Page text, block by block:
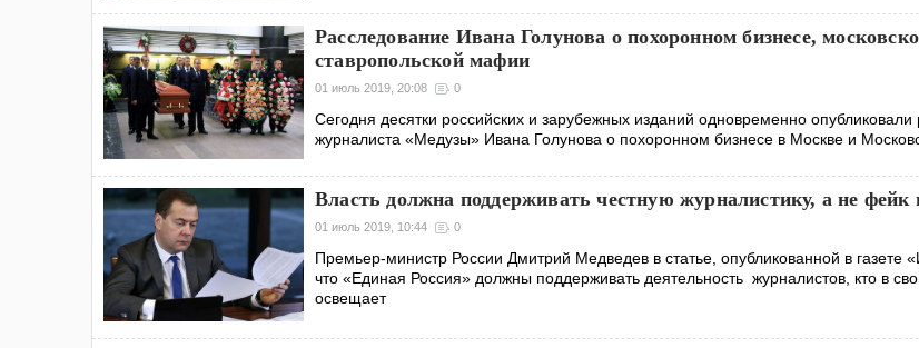
Расследование Ивана Голунова о похоронном бизнесе,
ставропольской мафии
01 июль 2019, 20:08 0
Сегодня десятки российских и зарубежных изданий одновременно опубликовали
журналиста «Медузы» Ивана Голунова о похоронном бизнесе в Москве и
Власть должна поддерживать честную журналистику, а не фейк
01 июль 2019, 10:44 0
Премьер-министр России Дмитрий Медведев в статье, опубликованной в газете
что «Единая Россия» должны поддерживать деятельность журналистов, кто в
освещает